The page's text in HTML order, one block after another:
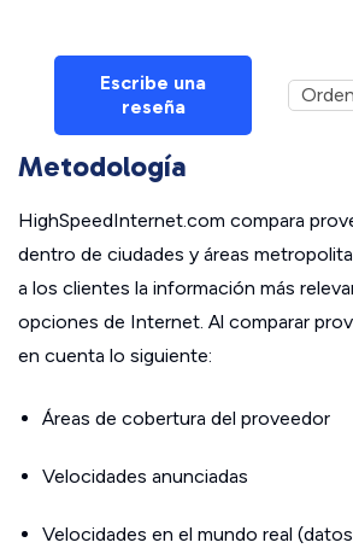
Escribe una
reseña
Metodología
HighSpeedInternet.com compara
dentro de ciudades y áreas
a los clientes la información más
opciones de Internet. Al comparar
en cuenta lo siguiente:
Áreas de cobertura del proveedor
Velocidades anunciadas
Velocidades en el mundo real